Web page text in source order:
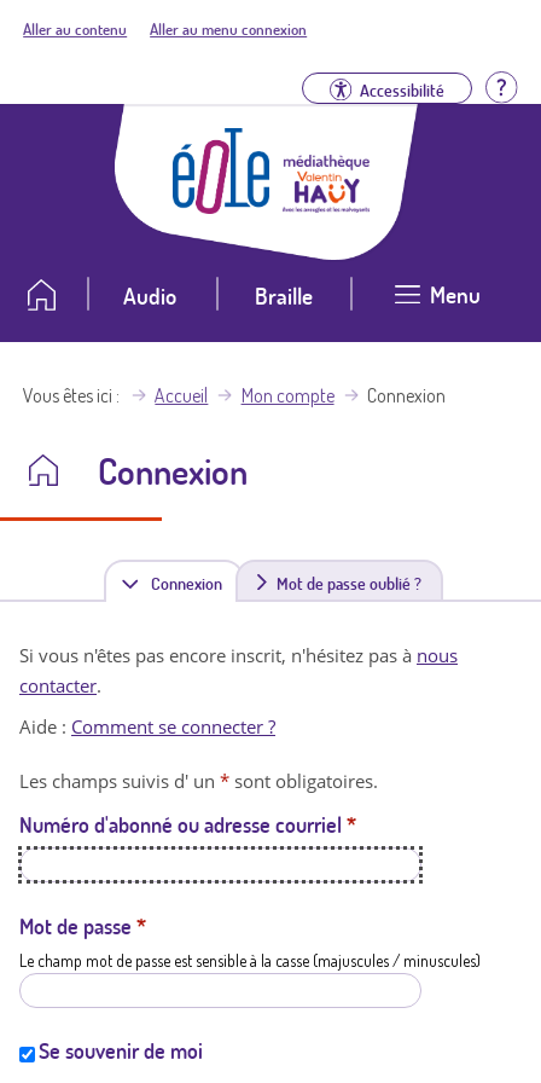
Aller au contenu Aller au menu connexion
Accessibilité
Audio Braille Menu
Vous êtes ici Accueil Mon compte Connexion
Connexion
Connexion(
n
t
a
t
i
Mot de passe oublié ?
Si vous n'êtes pas encore inscrit, n'hésitez pas à nous
contacter.
Aide : Comment se connecter ?
Les champs suivis d' un * sont obligatoires.
Numéro d'abonné ou adresse courriel *
Mot de passe *
Le champ mot de passe est sensible à la casse (majuscules / minuscules)
Se souvenir de moi